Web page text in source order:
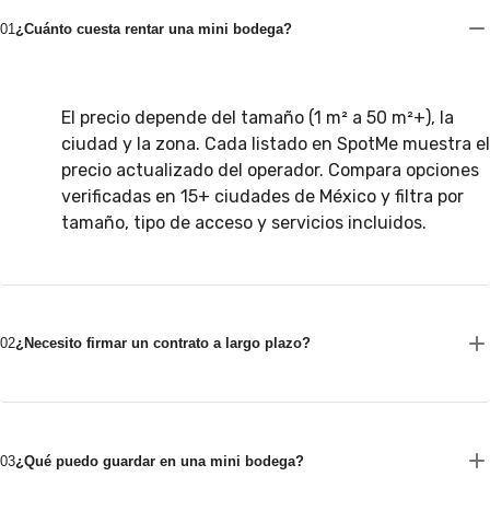
01 ¿Cuánto cuesta rentar una mini bodega?
El precio depende del tamaño (1 m² a 50 m²+), la
ciudad y la zona. Cada listado en SpotMe muestra el
precio actualizado del operador. Compara opciones
verificadas en 15+ ciudades de México y filtra por
tamaño, tipo de acceso y servicios incluidos.
02¿Necesito firmar un contrato a largo plazo?
03¿Qué puedo guardar en una mini bodega?